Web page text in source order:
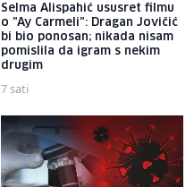
Selma Alispahić ususret filmu
o "Ay Carmeli": Dragan Jovičić
bi bio ponosan; nikada nisam
pomislila da igram s nekim
drugim
7 sati